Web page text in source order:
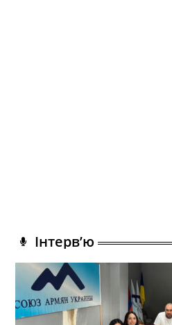
Інтерв’ю